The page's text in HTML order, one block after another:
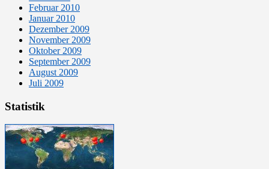
Februar 2010
Januar 2010
Dezember 2009
November 2009
Oktober 2009
September 2009
August 2009
Juli 2009
Statistik